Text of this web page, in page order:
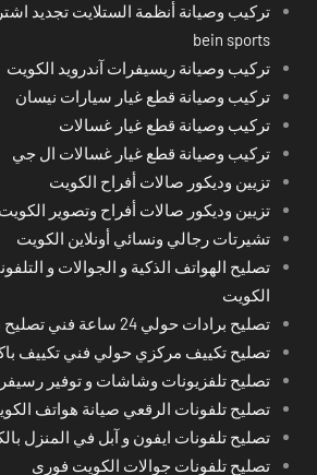
تركيب وصيانة أنظمة الستلايت تجديد
bein sports
تركيب وصيانة ريسيفرات آندرويد الكويت
تركيب وصيانة قطع غيار سيارات نيسان
تركيب وصيانة قطع غيار غسالات
تركيب وصيانة قطع غيار غسالات ال جي
تزيين وديكور صالات أفراح الكويت
تزيين وديكور صالات أفراح وتصوير الكويت
تشيرتات رجالي ونسائي أونلاين الكويت
تصليح الهواتف الذكية و الجوالات و
الكويت
تصليح برادات حولي 24 ساعة فني تصليح برادات باكستاني
تصليح تكييف مركزي حولي فني تكييف
تصليح تلفزيونات وشاشات و توفير
تصليح تلفونات الرقعي صيانة هواتف
تصليح تلفونات ايفون و آبل في المنزل
تصليح تلفونات جوالات الكويت فوري